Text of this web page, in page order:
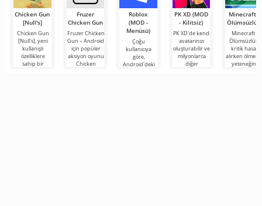
Chicken Gun
[Null's]
Chicken Gun
[Null's], yeni
kullanışlı
özelliklere
sahip bir
Fruzer
Chicken Gun
Fruzer Chicken
Gun – Android
için popüler
aksiyon oyunu
Chicken
Roblox
(MOD -
Menüsü)
Çoğu
kullanıcıya
göre,
Android'deki
PK XD (MOD
- Kilitsiz)
PK XD'de kendi
avatarınızı
oluşturabilir ve
milyonlarca
diğer
Minecraft -
Ölümsüzlük
Minecraft -
Ölümsüzlük,
kritik hasar
alırken
yeteneğini